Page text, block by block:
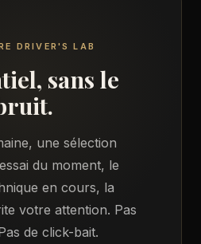
DRIVER'S LAB
sans le
une sélection
du moment, le
en cours, la
votre attention. Pas
de click-bait.